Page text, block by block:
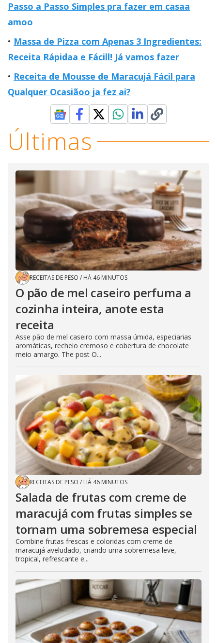
Passo a Passo Simples pra fazer em casaa
amoo
Massa de Pizza com Apenas 3 Ingredientes:
Receita Rápidaa e Fácill! Já vamos fazer
Receita de Mousse de Maracujá Fácil para
Qualquer Ocasiãoo ja fez ai?
Últimas
RECEITAS DE PESO / HÁ 46 MINUTOS
O pão de mel caseiro perfuma a
cozinha inteira, anote esta
receita
Asse pão de mel caseiro com massa úmida, especiarias
aromáticas, recheio cremoso e cobertura de chocolate
meio amargo. The post O...
RECEITAS DE PESO / HÁ 46 MINUTOS
Salada de frutas com creme de
maracujá com frutas simples se
tornam uma sobremesa especial
Combine frutas frescas e coloridas com creme de
maracujá aveludado, criando uma sobremesa leve,
tropical, refrescante e...